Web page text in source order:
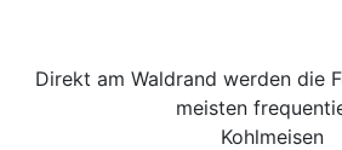
Direkt am Waldrand werden die
meisten
Kohlmeisen